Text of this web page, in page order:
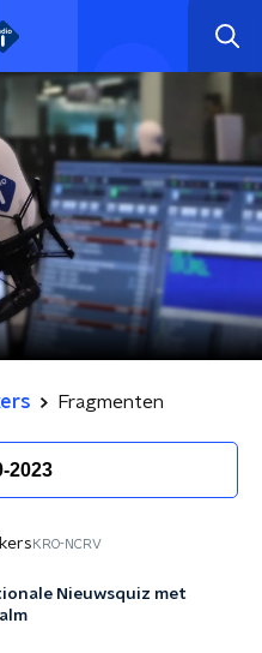
Fragmenten
2023
KRO-NCRV
Nieuwsquiz met